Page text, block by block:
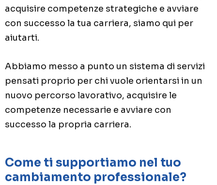
acquisire competenze strategiche e avviare
con successo la tua carriera, siamo qui per
aiutarti.
Abbiamo messo a punto un sistema di servizi
pensati proprio per chi vuole orientarsi in un
nuovo percorso lavorativo, acquisire le
competenze necessarie e avviare con
successo la propria carriera.
Come ti supportiamo nel tuo
cambiamento professionale?